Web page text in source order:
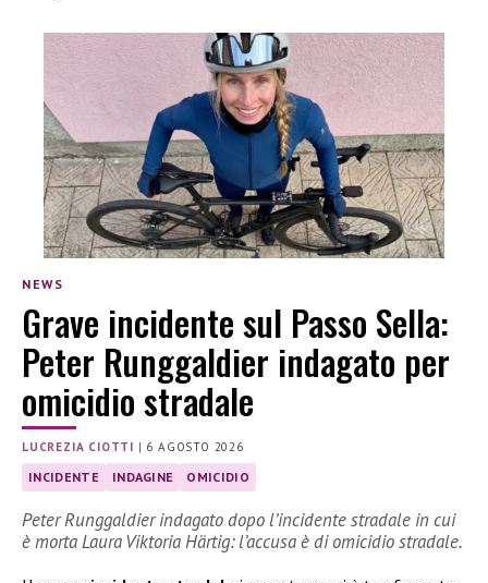
NEWS
Grave incidente sul Passo Sella:
Peter Runggaldier indagato per
omicidio stradale
LUCREZIA CIOTTI | 6 AGOSTO 2026
INCIDENTE INDAGINE OMICIDIO
Peter Runggaldier indagato dopo l’incidente stradale in cui
è morta Laura Viktoria Härtig: l’accusa è di omicidio stradale.